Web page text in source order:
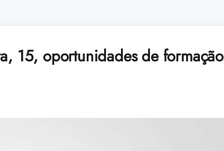
15, oportunidades de formação